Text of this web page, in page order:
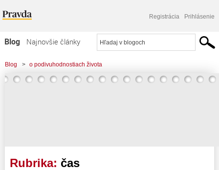
Registrácia Prihlásenie
Blog
Najnovšie články
Najčítanejšie články
Najkomentovanejšie články
Blog > o podivuhodnostiach života
Rubrika: čas